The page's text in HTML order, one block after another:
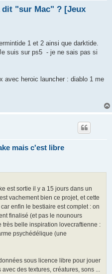
dit "sur Mac" ? [Jeux
1 et 2 ainsi que darktide.
suis sur ps5 - je ne sais pas si
avec heroic launcher : diablo 1 me
mais c'est libre
est sortie il y a 15 jours dans un
vachement bien ce projet, et cette
enfin le bestiaire est complet : on
finalisé (et pas le nounours
très belle inspiration lovecraftienne :
psychédélique (une
sous licence libre pour jouer
des textures, créatures, sons ...